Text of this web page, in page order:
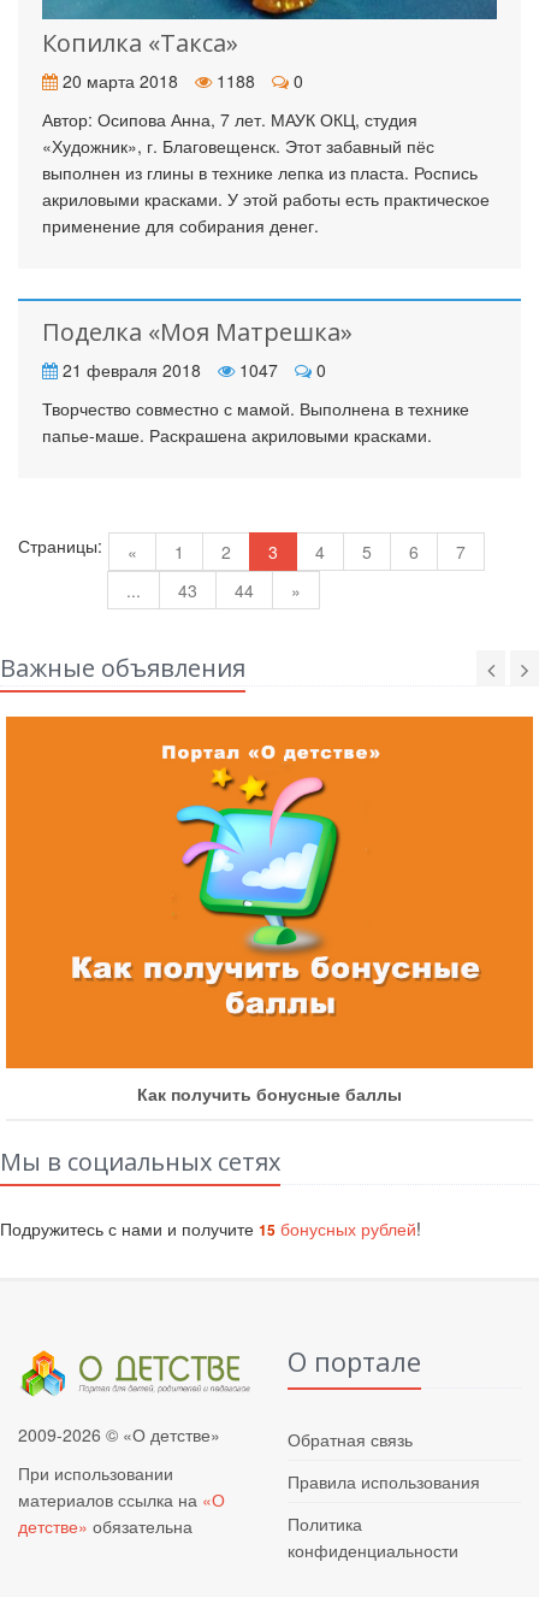
Копилка «Такса»
20 марта 2018 1188
0
Автор: Осипова Анна, 7 лет. МАУК ОКЦ, студия
«Художник», г. Благовещенск. Этот забавный пёс
выполнен из глины в технике лепка из пласта. Роспись
акриловыми красками. У этой работы есть практическое
применение для собирания денег.
Поделка «Моя Матрешка»
21 февраля 2018 1047
0
Творчество совместно с мамой. Выполнена в технике
папье-маше. Раскрашена акриловыми красками.
Страницы: « 1 2 3 4 5 6
7
...
43 44 »
Важные объявления
Как получить бонусные баллы
Мы в социальных сетях
Подружитесь с нами и получите 15 бонусных рублей!
2009-2026 © «О детстве»
При использовании
материалов ссылка на «О
детстве» обязательна
О портале
Обратная связь
Правила использования
Политика
конфиденциальности